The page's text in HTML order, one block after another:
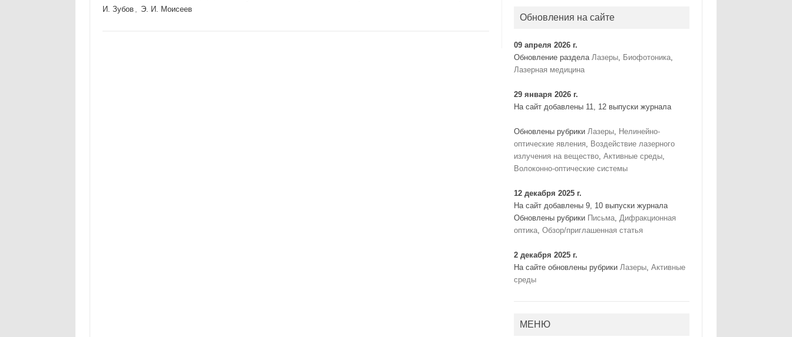
И. Зубов , Э. И. Моисеев
Обновления на сайте
09 апреля 2026 г.
Обновление разделаЛазеры, Биофотоника,
Лазерная медицина
29 января 2026 г.
На сайт добавлены 11, 12 выпуски журнала
Обновлены рубрикиЛазеры, Нелинейно-
оптические явления, Воздействие лазерного
излучения на вещество,Активные среды,
Волоконно-оптические системы
12 декабря 2025 г.
На сайт добавлены 9, 10 выпуски журнала
Обновлены рубрики Письма,Дифракционная
оптика,Обзор/приглашенная статья
2 декабря 2025 г.
На сайте обновлены рубрикиЛазеры,Активные
среды
МЕНЮ